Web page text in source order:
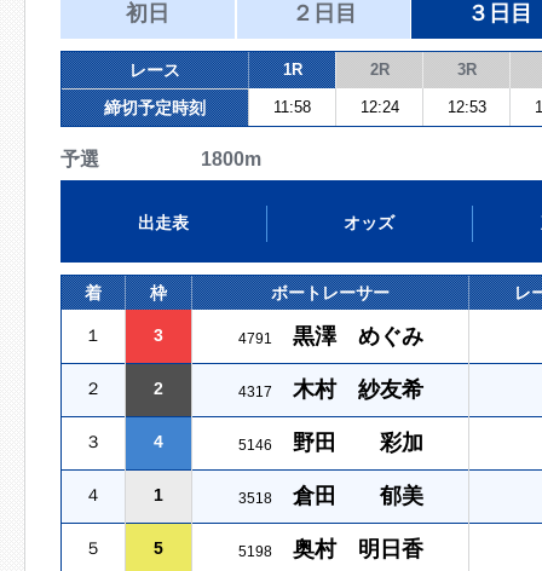
初日 ２日目 ３日目
レース 1R 2R 3R
締切予定時刻 11:58 12:24 12:53
予選 1800m
出走表 オッズ
着 枠 ボートレーサー レ
１ 3 4791 黒澤 めぐみ
２ 2 4317 木村 紗友希
３ 4 5146 野田 彩加
４ 1 3518 倉田 郁美
５ 5 5198 奥村 明日香